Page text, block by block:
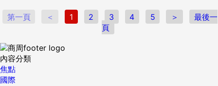
析也可以發現，走出同期文化的「跨界」經驗，可以激發員工
「先做再說」的行為。包括「長期派駐海外（1年以上）」、
「參與公司外部的讀書會與交流會」、「創立新規事業」、
「派駐集團其他公司」等。 思考看看： 你是否用公司給予的
「職位」標準來判斷自己的工作表現？除了職位以外，你認為
還可以用什麼來評斷自己的工作品質呢？ 「同期」的觀念是否
讓你產生過度的競爭意識？請回想看看，在比自己年輕的晚輩
第一頁 ＜ 1 2 3 4 5 ＞
最後一
頁
內容分類
焦點
國際